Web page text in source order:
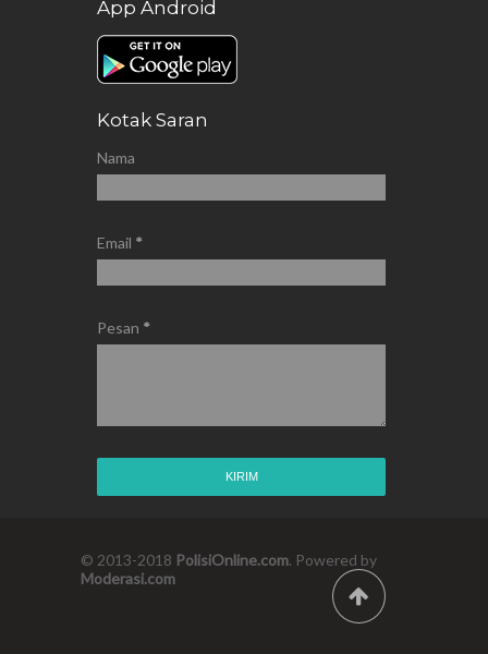
App Android
Kotak Saran
Nama
Email *
Pesan *
© 2013-2018 PolisiOnline.com. Powered by
Moderasi.com